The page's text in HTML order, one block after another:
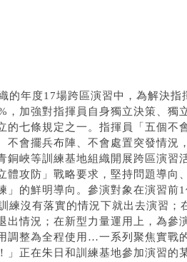
的年度17場跨區演習中，為解決指
加強對指揮員自身獨立決策、獨
七條規定之一。指揮員「五個不
不會擺兵布陣、不會處置突發情況
銅峽等訓練基地組織開展跨區演習
體攻防」戰略要求，堅持問題導向
的鮮明導向。參演對象在演習前1
練沒有落實的情況下就出去演習；
出情況；在新型力量運用上，為參
調整為全程使用…一系列聚焦實戰
」正在朱日和訓練基地參加演習的